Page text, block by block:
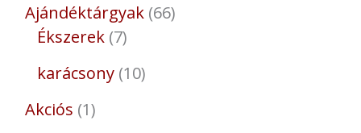
Ajándéktárgyak 66
Ékszerek 7
karácsony 10
Akciós 1